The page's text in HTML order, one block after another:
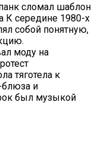
сломал шаблон
К середине 1980-х
собой понятную,
моду на
тяготела к
блюза и
был музыкой